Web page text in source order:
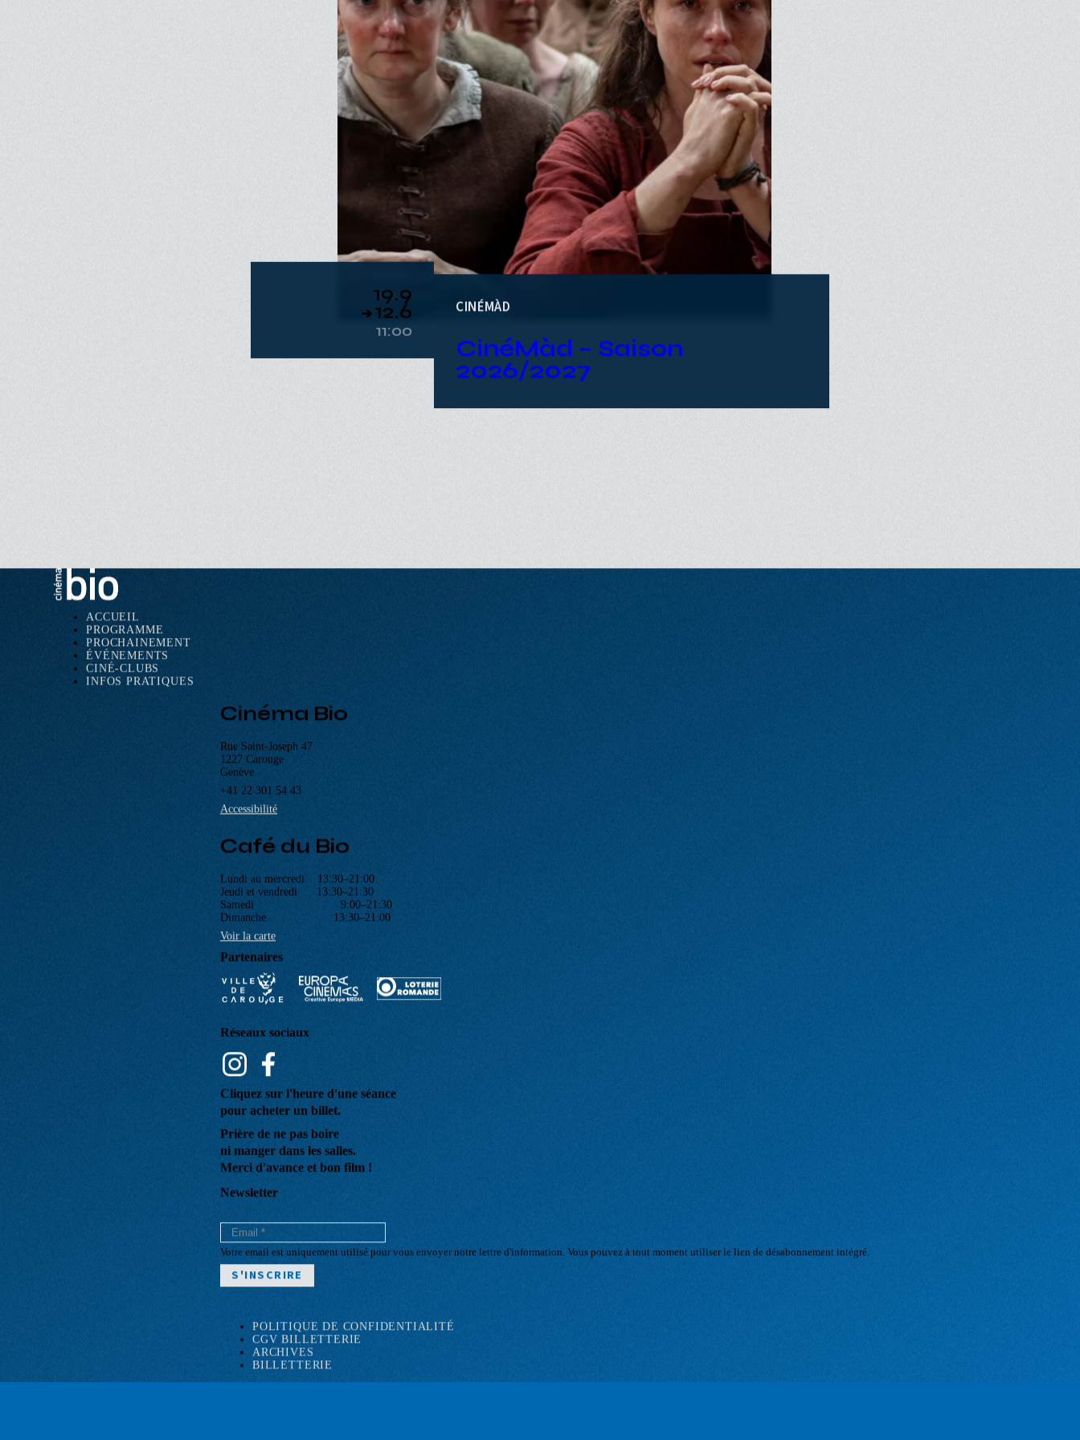
19.9
➔12.6
CINÉMÀD
CinéMàd – Saison
2026/2027
Navigation
principale
ACCUEIL
PROGRAMME
PROCHAINEMENT
ÉVÉNEMENTS
Cinéma Bio
Rue Saint-Joseph 47
1227 Carouge
Genève
Accessibilité
Café du Bio
Lundi au mercredi 13:30–21:00
Jeudi et vendredi 13:30–21:30
Samedi 9:00–21:30
Dimanche 13:30–21:00
Partenaires
Réseaux sociaux
Cliquez sur l'heure d'une séance
pour acheter un billet.
Prière de ne pas boire
Merci d'avance et bon film !
Newsletter
Votre email est uniquement utilisé pour vous envoyer notre lettre d'information. Vous pouvez à tout moment utiliser le lien de désabonnement intégré.
Pied
POLITIQUE DE CONFIDENTIALITÉ
CGV BILLETTERIE
ARCHIVES